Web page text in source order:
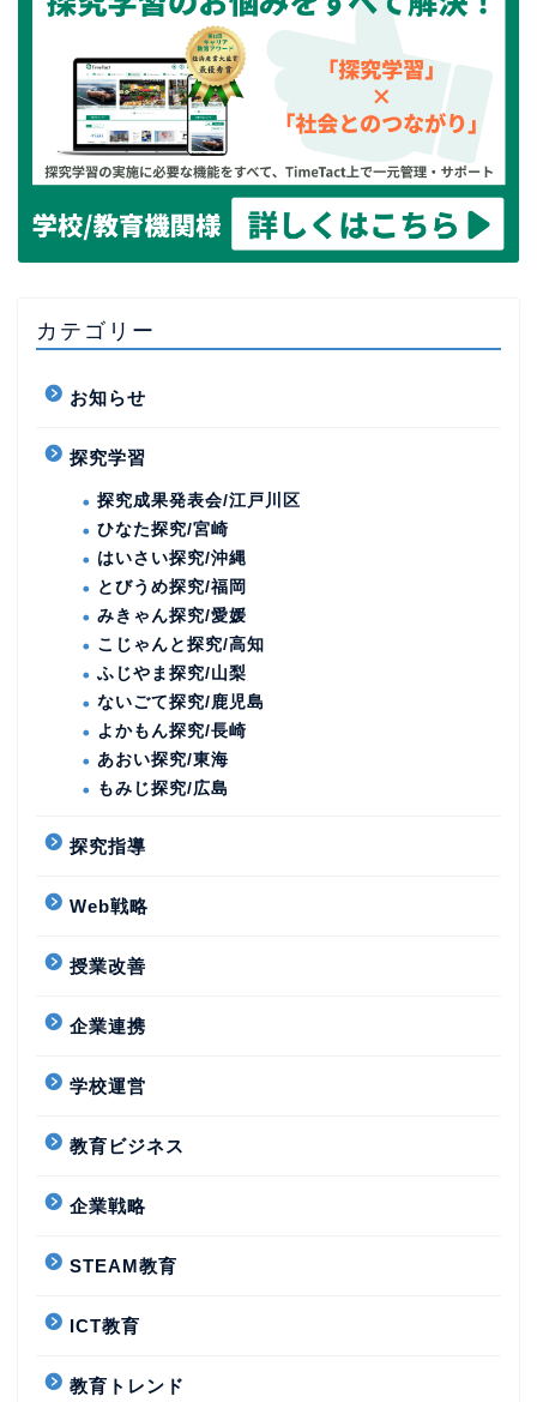
カテゴリー
お知らせ
探究学習
探究成果発表会/江戸川区
ひなた探究/宮崎
はいさい探究/沖縄
とびうめ探究/福岡
みきゃん探究/愛媛
こじゃんと探究/高知
ふじやま探究/山梨
ないごて探究/鹿児島
よかもん探究/長崎
あおい探究/東海
もみじ探究/広島
探究指導
Web戦略
授業改善
企業連携
学校運営
教育ビジネス
企業戦略
STEAM教育
ICT教育
教育トレンド